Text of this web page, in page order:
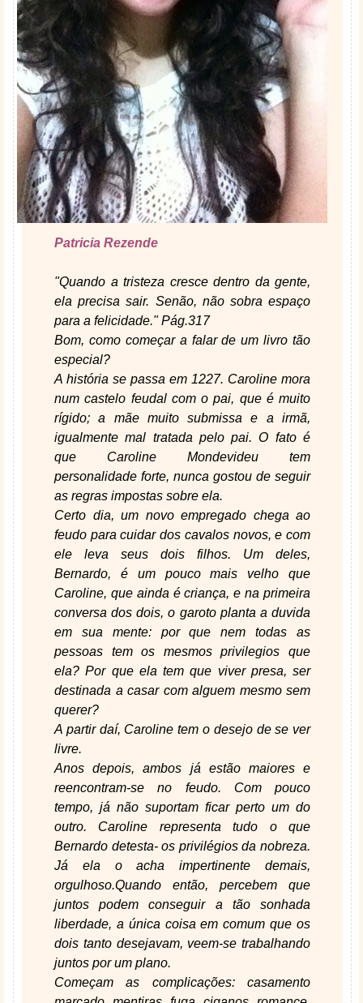
Patricia Rezende
"Quando a tristeza cresce dentro da gente,
ela precisa sair. Senão, não sobra espaço
para a felicidade." Pág.317
Bom, como começar a falar de um livro tão
especial?
A história se passa em 1227. Caroline mora
num castelo feudal com o pai, que é muito
rígido; a mãe muito submissa e a irmã,
igualmente mal tratada pelo pai. O fato é
que Caroline Mondevideu tem
personalidade forte, nunca gostou de seguir
as regras impostas sobre ela.
Certo dia, um novo empregado chega ao
feudo para cuidar dos cavalos novos, e com
ele leva seus dois filhos. Um deles,
Bernardo, é um pouco mais velho que
Caroline, que ainda é criança, e na primeira
conversa dos dois, o garoto planta a duvida
em sua mente: por que nem todas as
pessoas tem os mesmos privilegios que
ela? Por que ela tem que viver presa, ser
destinada a casar com alguem mesmo sem
querer?
A partir daí, Caroline tem o desejo de se ver
livre.
Anos depois, ambos já estão maiores e
reencontram-se no feudo. Com pouco
tempo, já não suportam ficar perto um do
outro. Caroline representa tudo o que
Bernardo detesta- os privilégios da nobreza.
Já ela o acha impertinente demais,
orgulhoso.Quando então, percebem que
juntos podem conseguir a tão sonhada
liberdade, a única coisa em comum que os
dois tanto desejavam, veem-se trabalhando
juntos por um plano.
Começam as complicações: casamento